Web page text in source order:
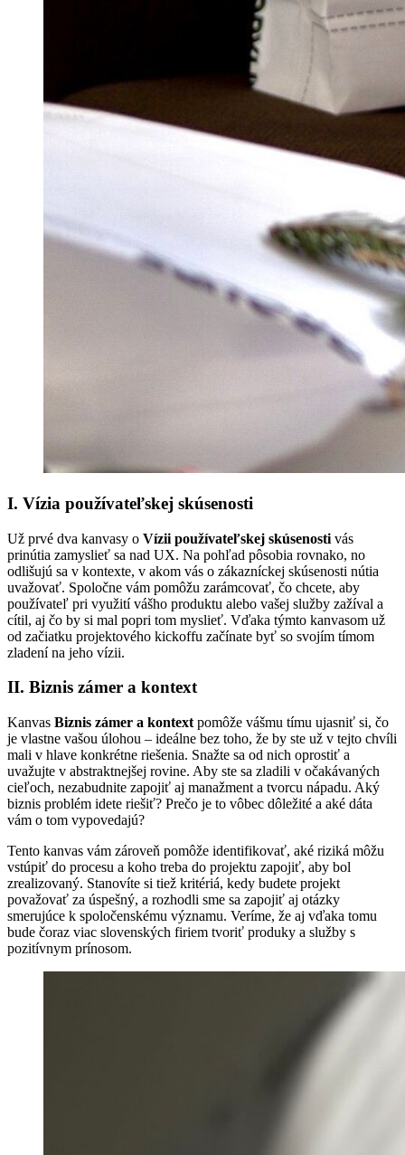
I. Vízia používateľskej skúsenosti
Už prvé dva kanvasy o Vízii používateľskej skúsenosti vás
prinútia zamyslieť sa nad UX. Na pohľad pôsobia rovnako, no
odlišujú sa v kontexte, v akom vás o zákazníckej skúsenosti nútia
uvažovať. Spoločne vám pomôžu zarámcovať, čo chcete, aby
používateľ pri využití vášho produktu alebo vašej služby zažíval a
cítil, aj čo by si mal popri tom myslieť. Vďaka týmto kanvasom už
od začiatku projektového kickoffu začínate byť so svojím tímom
zladení na jeho vízii.
II. Biznis zámer a kontext
Kanvas Biznis zámer a kontext pomôže vášmu tímu ujasniť si, čo
je vlastne vašou úlohou – ideálne bez toho, že by ste už v tejto chvíli
mali v hlave konkrétne riešenia. Snažte sa od nich oprostiť a
uvažujte v abstraktnejšej rovine. Aby ste sa zladili v očakávaných
cieľoch, nezabudnite zapojiť aj manažment a tvorcu nápadu. Aký
biznis problém idete riešiť? Prečo je to vôbec dôležité a aké dáta
vám o tom vypovedajú?
Tento kanvas vám zároveň pomôže identifikovať, aké riziká môžu
vstúpiť do procesu a koho treba do projektu zapojiť, aby bol
zrealizovaný. Stanovíte si tiež kritériá, kedy budete projekt
považovať za úspešný, a rozhodli sme sa zapojiť aj otázky
smerujúce k spoločenskému významu. Veríme, že aj vďaka tomu
bude čoraz viac slovenských firiem tvoriť produky a služby s
pozitívnym prínosom.